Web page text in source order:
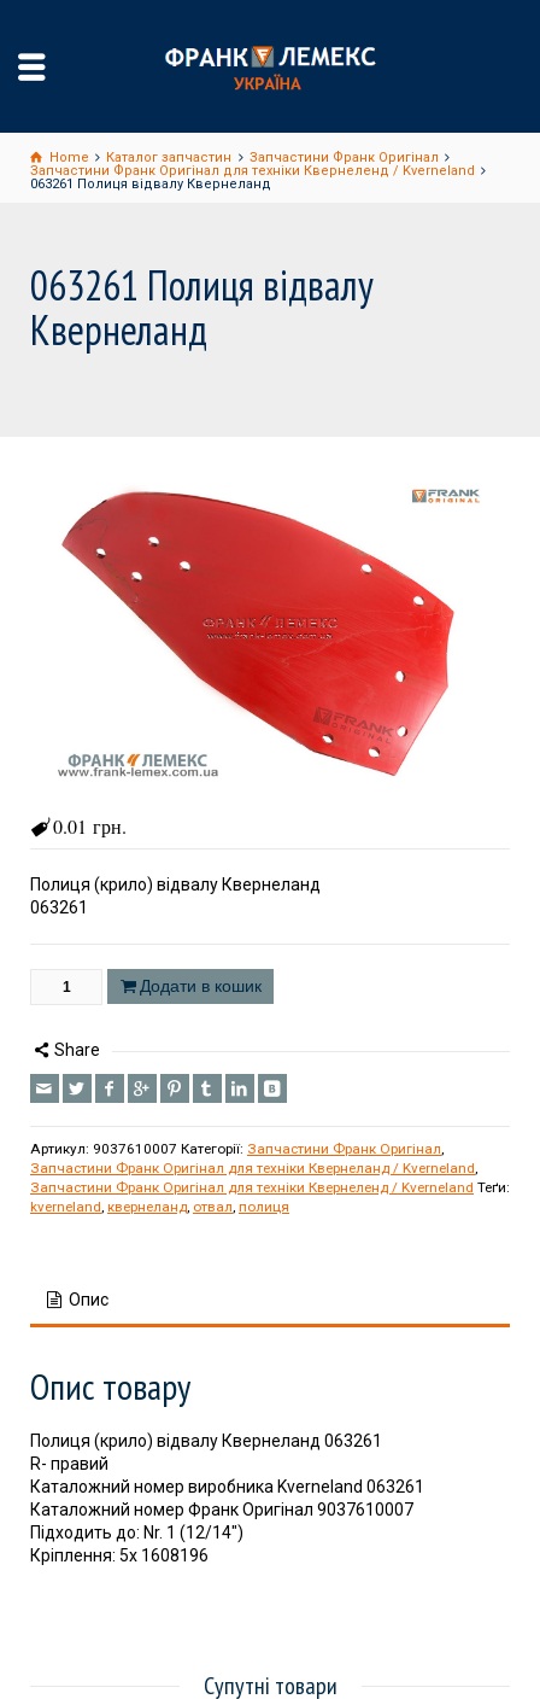
Home Каталог запчастин
Запчастини Франк Оригінал
Запчастини Франк Оригінал для техніки Квернеленд / Kverneland
063261 Полиця відвалу Квернеланд
063261 Полиця відвалу
Квернеланд
0.01 грн.
Полиця (крило) відвалу Квернеланд
063261
Додати в кошик
Share
Артикул: 9037610007 Категорії: Запчастини Франк Оригінал,
Запчастини Франк Оригінал для техніки Квернеланд / Kverneland,
Запчастини Франк Оригінал для техніки Квернеленд / Kverneland Теґи:
kverneland, квернеланд, отвал, полиця
Опис
Опис товару
Полиця (крило) відвалу Квернеланд 063261
R- правий
Каталожний номер виробника Kverneland 063261
Каталожний номер Франк Оригінал 9037610007
Підходить до: Nr. 1 (12/14″)
Кріплення: 5x 1608196
Супутні товари